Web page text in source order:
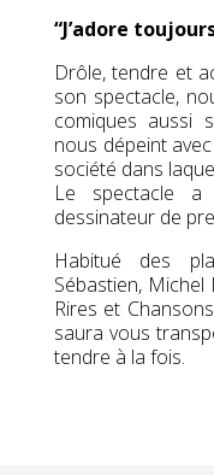
“J’adore
Drôle, tendre et
son spectacle,
comiques aussi
nous dépeint
société dans
Le spectacle
dessinateur de
Habitué des
Sébastien,
Rires et
saura vous
tendre à la fois.